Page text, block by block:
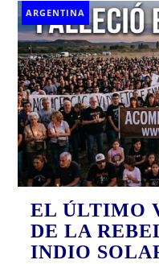
ARGENTINA
EL ÚLTIMO
DE LA
INDIO